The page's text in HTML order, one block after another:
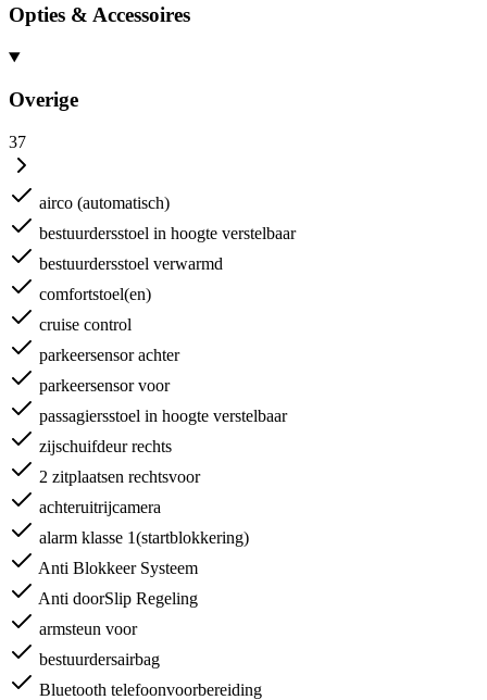
Opties & Accessoires
Overige
37
airco (automatisch)
bestuurdersstoel in hoogte verstelbaar
bestuurdersstoel verwarmd
comfortstoel(en)
cruise control
parkeersensor achter
parkeersensor voor
passagiersstoel in hoogte verstelbaar
zijschuifdeur rechts
2 zitplaatsen rechtsvoor
achteruitrijcamera
alarm klasse 1(startblokkering)
Anti Blokkeer Systeem
Anti doorSlip Regeling
armsteun voor
bestuurdersairbag
Bluetooth telefoonvoorbereiding